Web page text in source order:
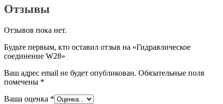
Отзывы
Отзывов пока нет.
Будьте первым, кто оставил отзыв на «Гидравлическое
соединение W28»
Ваш адрес email не будет опубликован. Обязательные поля
помечены *
Ваша оценка *